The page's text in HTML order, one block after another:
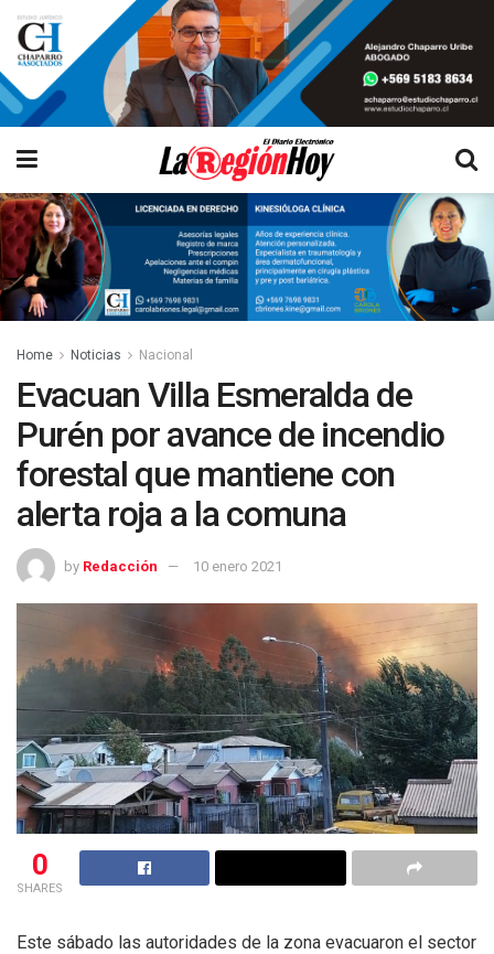
Home Noticias Nacional
Evacuan Villa Esmeralda de
Purén por avance de incendio
forestal que mantiene con
alerta roja a la comuna
by Redacción 10 enero 2021
0
SHARES
Este sábado las autoridades de la zona evacuaron el sector